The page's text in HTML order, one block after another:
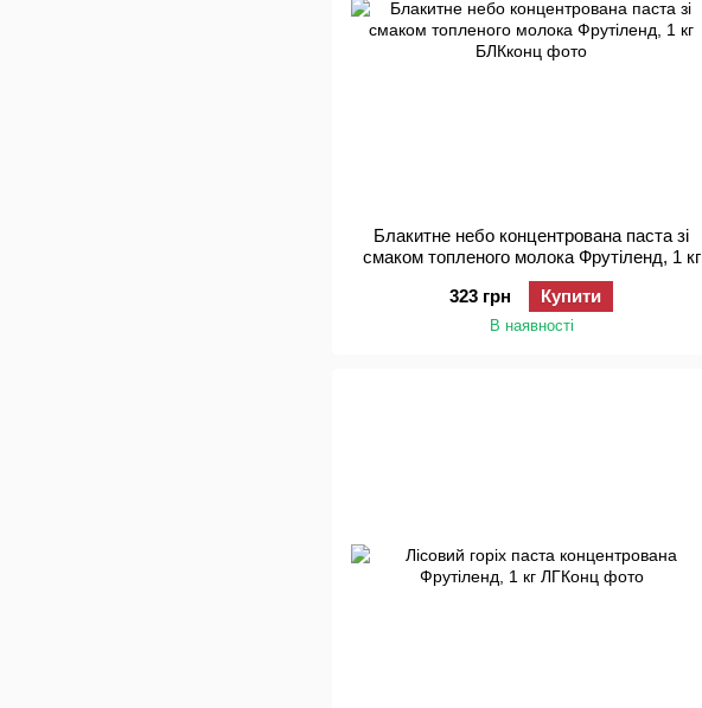
Блакитне небо концентрована паста зі
смаком топленого молока Фрутіленд, 1 кг
323 грн
Купити
В наявності